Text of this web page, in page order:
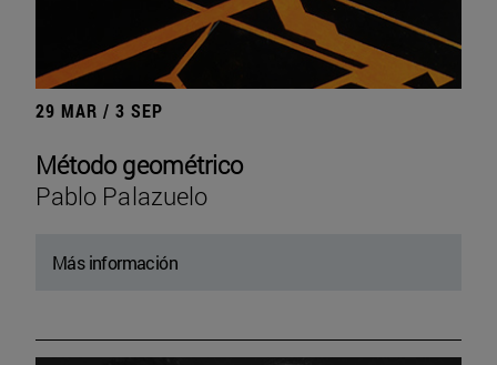
29 MAR / 3 SEP
Método geométrico
Pablo Palazuelo
Más información